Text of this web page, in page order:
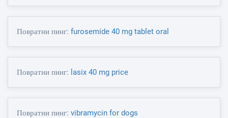
Повратни пинг: furosemide 40 mg tablet oral
Повратни пинг: lasix 40 mg price
Повратни пинг: vibramycin for dogs